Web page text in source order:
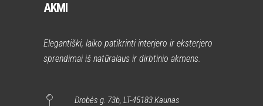
AKMI
Elegantiški, laiko patikrinti interjero ir eksterjero
sprendimai iš natūralaus ir dirbtinio akmens.
Drobės g. 73b, LT-45183 Kaunas